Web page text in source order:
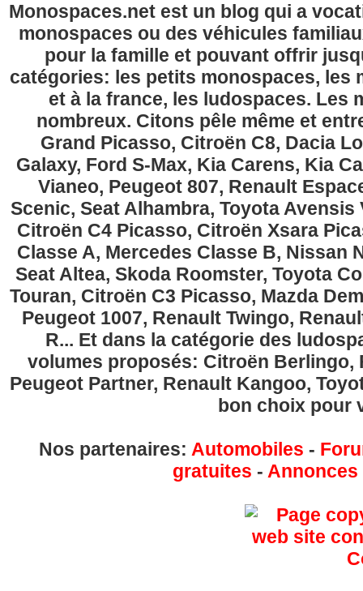
Monospaces.net est un blog qui a
monospaces ou des véhicules
pour la famille et pouvant offrir
catégories: les petits monospaces, les
et à la france, les ludospaces. Les
nombreux. Citons pêle même et
Grand Picasso, Citroën C8, Dacia
Galaxy, Ford S-Max, Kia Carens, Kia
Vianeo, Peugeot 807, Renault
Scenic, Seat Alhambra, Toyota
Citroën C4 Picasso, Citroën Xsara
Classe A, Mercedes Classe B, Nissan
Seat Altea, Skoda Roomster, Toyota
Touran, Citroën C3 Picasso, Mazda
Peugeot 1007, Renault Twingo,
R... Et dans la catégorie des
volumes proposés: Citroën Berlingo,
Peugeot Partner, Renault Kangoo,
bon choix pour
Nos partenaires: Automobiles -
gratuites -